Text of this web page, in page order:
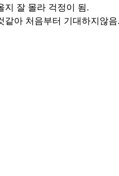
지 잘 몰라 걱정이 됨.
같아 처음부터 기대하지않